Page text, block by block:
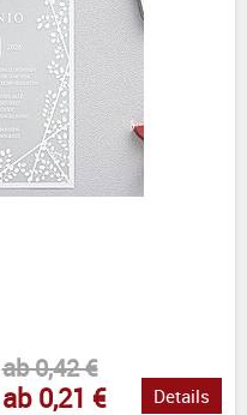
ab 0,42 €
ab 0,21 € Details